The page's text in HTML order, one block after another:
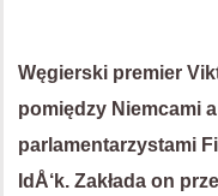
Węgierski premier
pomiędzy Niemcami
parlamentarzystami
IdÅ‘k. Zakłada on